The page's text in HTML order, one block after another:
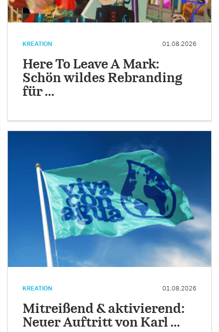
KREATION 01.08.2026
Here To Leave A Mark:
Schön wildes Rebranding
für …
KREATION 01.08.2026
Mitreißend & aktivierend:
Neuer Auftritt von Karl …